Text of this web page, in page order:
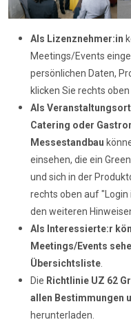
Als Lizenznehmer:in
Meetings/Events
persönlichen Daten,
klicken Sie rechts
Als Veranstaltungsort
Catering oder
Messestandbau
einsehen, die ein
und sich in der
rechts oben auf
den weiteren
Als Interessierte:r
Meetings/Events
Übersichtsliste
Die Richtlinie UZ 62
allen Bestimmungen
herunterladen.